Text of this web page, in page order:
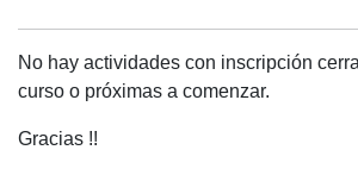
No hay actividades con inscripción
curso o próximas a comenzar.
Gracias !!